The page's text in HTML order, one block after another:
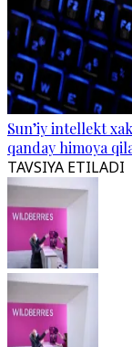
Sun’iy intellekt
qanday himoya
TAVSIYA ETILADI